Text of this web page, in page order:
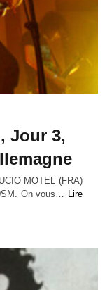
Jour 3,
MOTEL (FRA)
On vous… Lire